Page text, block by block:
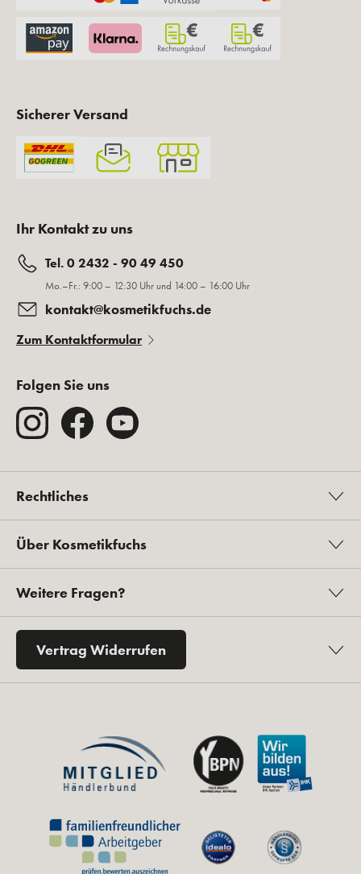
Sicherer Versand
Ihr Kontakt zu uns
Tel. 0 2432 - 90 49 450
Mo.–Fr.: 9:00 – 12:30 Uhr und 14:00 – 16:00 Uhr
kontakt@kosmetikfuchs.de
Zum Kontaktformular
Folgen Sie uns
Rechtliches
Über Kosmetikfuchs
Weitere Fragen?
Vertrag Widerrufen